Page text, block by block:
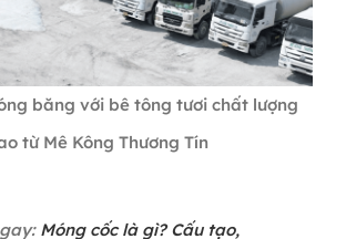
băng với bê tông tươi chất lượng
từ Mê Kông Thương Tín
Móng cốc là gì? Cấu tạo,